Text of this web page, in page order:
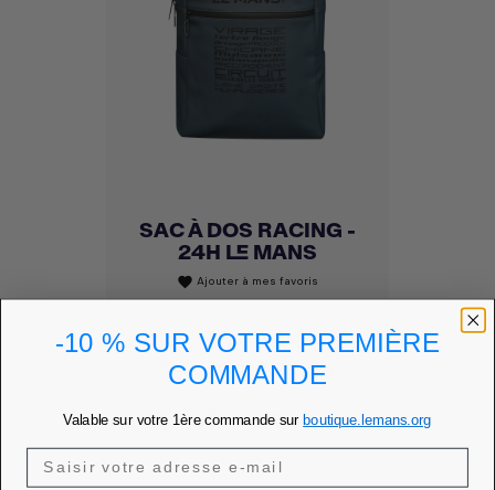
SAC À DOS RACING -
24H LE MANS
favorite Ajouter à mes favoris
Prix
65,00 €
PRIX MEMBRE 55,25 €
DÉCOUVRIR
-10 % SUR VOTRE PREMIÈRE
COMMANDE
Valable sur votre 1ère commande sur boutique.lemans.org